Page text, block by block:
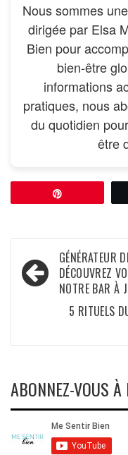
Nous sommes une
dirigée par Elsa
Bien pour
bien-être
informations
pratiques, nous
du quotidien
être
Navigation
de
l’article
GÉNÉRATEUR
DÉCOUVREZ
NOTRE BAR À
5 RITUELS
ABONNEZ-VOUS